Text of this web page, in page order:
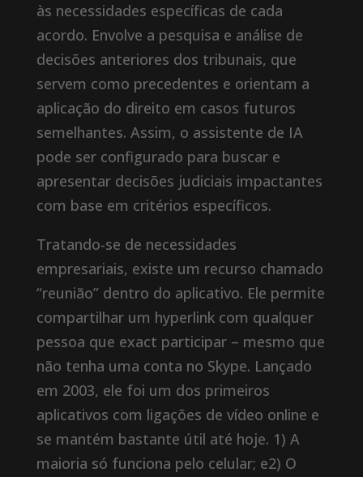
às necessidades específicas de cada
acordo. Envolve a pesquisa e análise de
decisões anteriores dos tribunais, que
servem como precedentes e orientam a
aplicação do direito em casos futuros
semelhantes. Assim, o assistente de IA
pode ser configurado para buscar e
apresentar decisões judiciais impactantes
com base em critérios específicos.
Tratando-se de necessidades
empresariais, existe um recurso chamado
“reunião” dentro do aplicativo. Ele permite
compartilhar um hyperlink com qualquer
pessoa que exact participar – mesmo que
não tenha uma conta no Skype. Lançado
em 2003, ele foi um dos primeiros
aplicativos com ligações de vídeo online e
se mantém bastante útil até hoje. 1) A
maioria só funciona pelo celular; e2) O